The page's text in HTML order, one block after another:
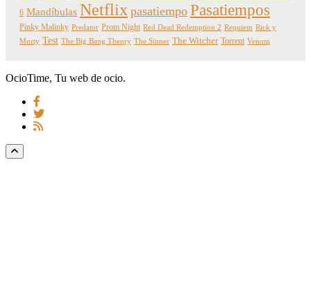
6 Mandíbulas Netflix pasatiempo Pasatiempos
Pinky Malinky Predator Prom Night Red Dead Redemption 2 Requiem Rick y
Morty Test The Big Bang Theory The Sinner The Witcher Torrent Venom
OcioTime, Tu web de ocio.